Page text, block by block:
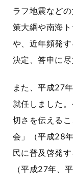
ラフ地震など
策大綱や南海
や、近年頻発
決定、答申に尽
また、平成27
就任しました
切さを伝える
会」
（平成28
民に普及啓発
（平成27年、